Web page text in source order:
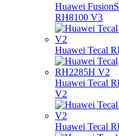
Huawei
RH8100 V3
Huawei Tecal
Huawei Tecal
V2
Huawei Tecal